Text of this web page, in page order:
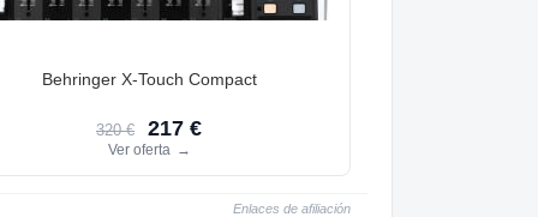
Behringer X-Touch Compact
320 € 217 €
Ver oferta →
Enlaces de afiliación